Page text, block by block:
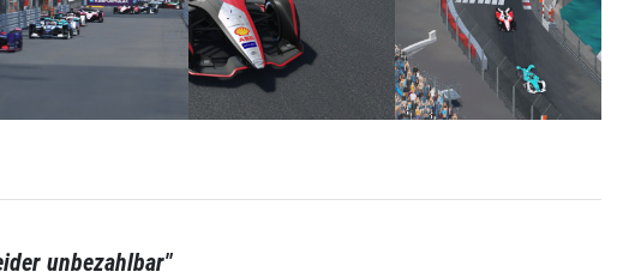
unbezahlbar"